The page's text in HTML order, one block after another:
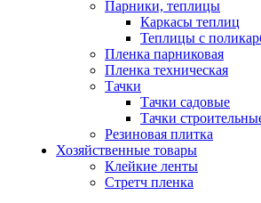
Парники, теплицы
Каркасы теплиц
Теплицы с
Пленка парниковая
Пленка техническая
Тачки
Тачки садовые
Тачки
Резиновая плитка
Хозяйственные товары
Клейкие ленты
Стретч пленка